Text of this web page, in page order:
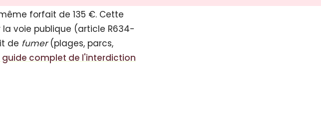
forfait de 135 €. Cette
voie publique (article R634-
de fumer(plages, parcs,
guide complet de l'interdiction